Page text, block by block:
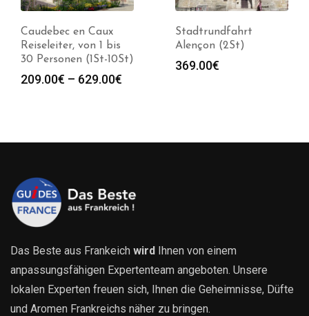
Caudebec en Caux
Reiseleiter, von 1 bis
30 Personen (1St-10St)
209.00€ – 629.00€
Stadtrundfahrt
Alençon (2St)
369.00€
Das Beste aus Frankeich wird Ihnen von einem
anpassungsfähigen Expertenteam angeboten. Unsere
lokalen Experten freuen sich, Ihnen die Geheimnisse, Düfte
und Aromen Frankreichs näher zu bringen.